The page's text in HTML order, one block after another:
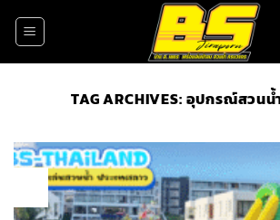
TAG ARCHIVES: อุปกรณ์สวน